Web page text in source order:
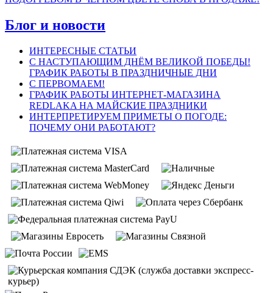
Блог и новости
ИНТЕРЕСНЫЕ СТАТЬИ
С НАСТУПАЮЩИМ ДНЁМ ВЕЛИКОЙ ПОБЕДЫ!
ГРАФИК РАБОТЫ В ПРАЗДНИЧНЫЕ ДНИ
С ПЕРВОМАЕМ!
ГРАФИК РАБОТЫ ИНТЕРНЕТ-МАГАЗИНА
REDLAKA НА МАЙСКИЕ ПРАЗДНИКИ
ИНТЕРПРЕТИРУЕМ ПРИМЕТЫ О ПОГОДЕ:
ПОЧЕМУ ОНИ РАБОТАЮТ?